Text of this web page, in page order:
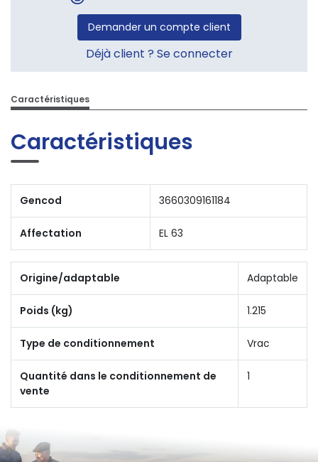
Demander un compte client
Déjà client ? Se connecter
Caractéristiques
Caractéristiques
Gencod 3660309161184
Affectation EL 63
Origine/adaptable Adaptable
Poids (kg) 1.215
Type de conditionnement Vrac
Quantité dans le conditionnement de
vente
1